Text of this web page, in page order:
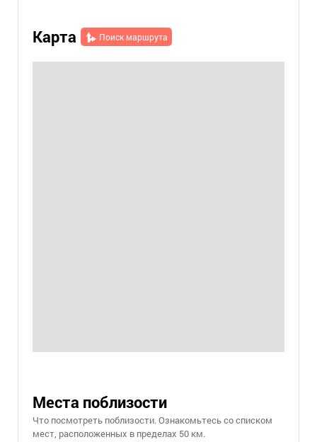
Карта Поиск маршрута
Места поблизости
Что посмотреть поблизости. Ознакомьтесь со списком
мест, расположенных в пределах 50 км.